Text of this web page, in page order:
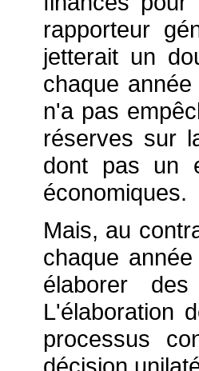
rapporteur
jetterait un
chaque
n'a pas
réserves sur
dont pas un
économiques.
Mais, au
chaque
élaborer
L'élaboration
processus